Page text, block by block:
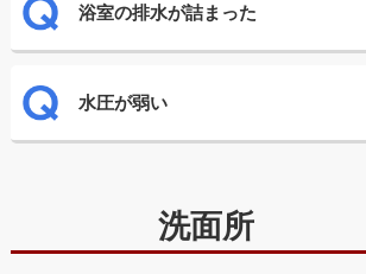
浴室の排水が詰まった
水圧が弱い
洗面所